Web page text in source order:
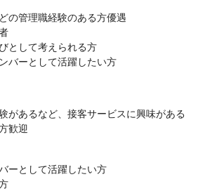
の管理職経験のある方優遇
として考えられる方
バーとして活躍したい方
があるなど、接客サービスに興味がある
方歓迎
ーとして活躍したい方
方